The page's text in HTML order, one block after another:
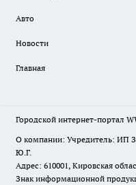
Авто
Новости
Главная
Городской интернет-портал
О компании: Учредитель: ИП
Ю.Г.
Адрес: 610001, Кировская
Знак информационной